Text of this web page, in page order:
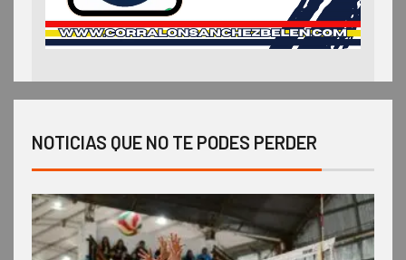
NOTICIAS QUE NO TE PODES PERDER